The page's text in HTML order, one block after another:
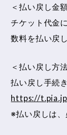
＜払い戻し金
チケット代金
数料を払い戻
＜払い戻し方
払い戻し手続
https://
※払い戻しは、